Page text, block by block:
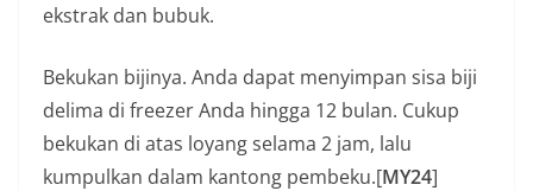
ekstrak dan bubuk.
Bekukan bijinya. Anda dapat menyimpan sisa biji
delima di freezer Anda hingga 12 bulan. Cukup
bekukan di atas loyang selama 2 jam, lalu
kumpulkan dalam kantong pembeku.[MY24]